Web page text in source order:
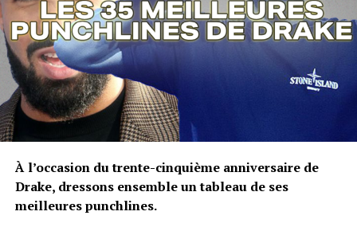
À l’occasion du trente-cinquième anniversaire de
Drake, dressons ensemble un tableau de ses
meilleures punchlines.